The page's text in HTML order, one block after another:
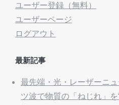
ユーザー登録（無料）
ユーザーページ
ログアウト
最新記事
最先端・光・レーザーニ
ツ波で物質の「ねじれ」を